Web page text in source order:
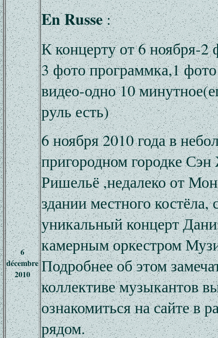
6
décembre
2010
En Russe:
К концерту от 6 ноября-2
3 фото программка,1
видео-одно 10
руль есть)
6 ноября 2010 года в
пригородном городке
Ришельё ,недалеко от
здании местного костёла,
уникальный концерт
камерным оркестром
Подробнее об этом
коллективе музыкантов
ознакомиться на сайте в
рядом.